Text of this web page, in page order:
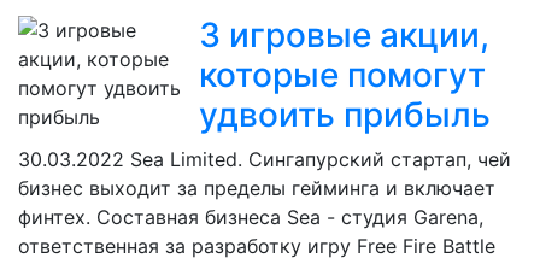
3 игровые акции,
которые помогут
удвоить прибыль
30.03.2022 Sea Limited. Сингапурский стартап, чей
бизнес выходит за пределы гейминга и включает
финтех. Составная бизнеса Sea - студия Garena,
ответственная за разработку игру Free Fire Battle